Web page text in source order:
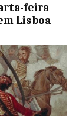
feira
Lisboa